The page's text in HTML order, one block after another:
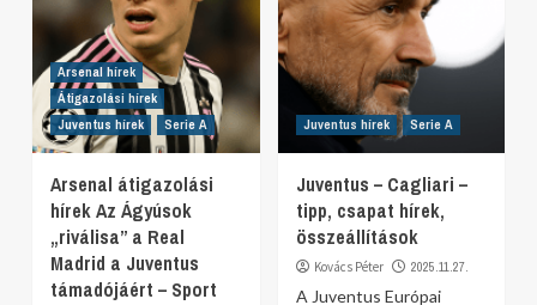
Arsenal hírek
Átigazolási hírek
Juventus hírek
Serie A
Arsenal átigazolási
hírek Az Ágyúsok
„riválisa” a Real
Madrid a Juventus
támadójáért – Sport
Juventus hírek Serie A
Juventus – Cagliari –
tipp, csapat hírek,
összeállítások
Kovács Péter 2025.11.27.
A Juventus Európai